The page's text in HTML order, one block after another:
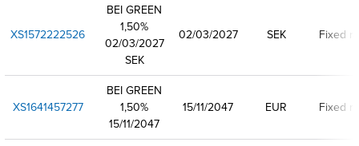
XS1572222526
BEI GREEN
1,50%
02/03/2027
SEK
02/03/2027 SEK Fixed
XS1641457277
BEI GREEN
1,50%
15/11/2047
15/11/2047 EUR Fixed